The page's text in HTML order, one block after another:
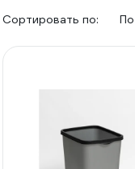
Сортировать по: